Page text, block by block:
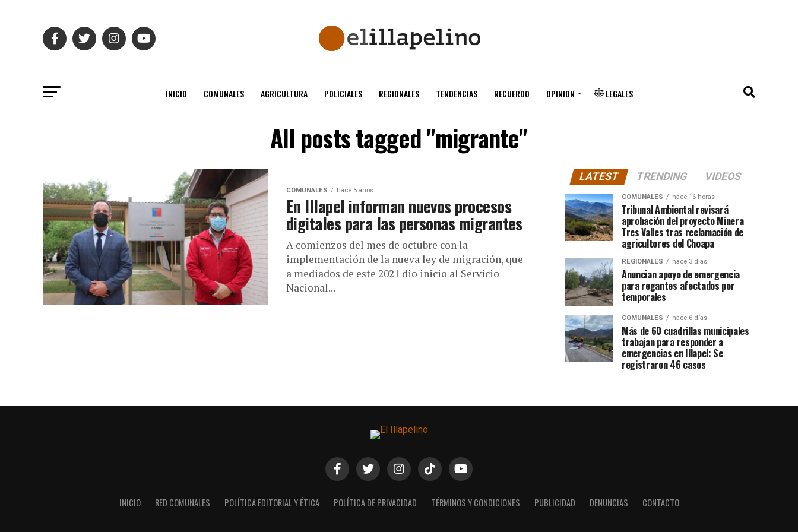
INICIO COMUNALES AGRICULTURA POLICIALES REGIONALES TENDENCIAS RECUERDO OPINION LEGALES
All posts tagged "migrante"
COMUNALES hace 5 años
En Illapel informan nuevos procesos
digitales para las personas migrantes
A comienzos del mes de octubre con la
implementación de la nueva ley de migración, que
a mediados de este 2021 dio inicio al Servicio
Nacional...
LATEST TRENDING VIDEOS
COMUNALES hace 16 horas
Tribunal Ambiental revisará
aprobación del proyecto Minera
Tres Valles tras reclamación de
agricultores del Choapa
REGIONALES hace 3 días
Anuncian apoyo de emergencia
para regantes afectados por
temporales
COMUNALES hace 6 días
Más de 60 cuadrillas municipales
trabajan para responder a
emergencias en Illapel: Se
registraron 46 casos
INICIO RED COMUNALES POLÍTICA EDITORIAL Y ÉTICA POLÍTICA DE PRIVACIDAD TÉRMINOS Y CONDICIONES PUBLICIDAD DENUNCIAS CONTACTO